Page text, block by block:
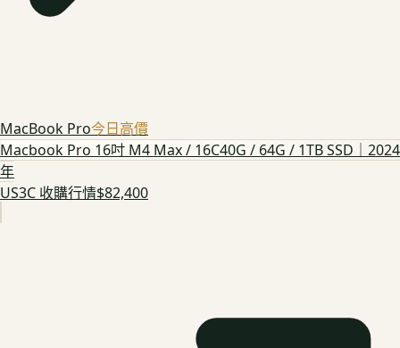
MacBook Pro今日高價
Macbook Pro 16吋 M4 Max / 16C40G / 64G / 1TB SSD｜2024
年
US3C 收購行情$82,400